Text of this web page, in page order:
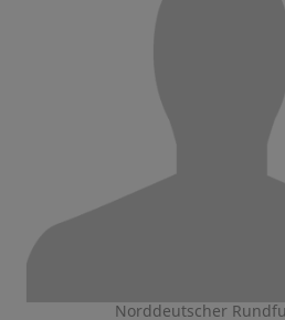
Norddeutscher